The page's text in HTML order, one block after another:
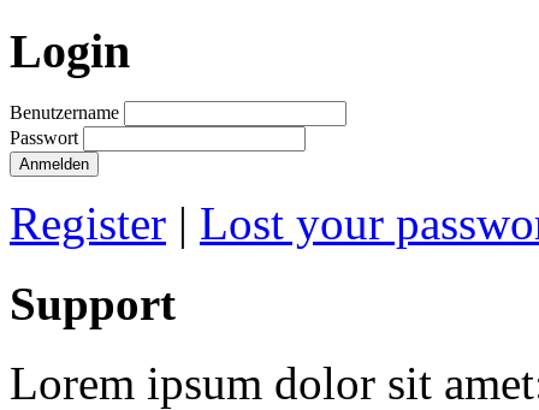
Login
Benutzername
Passwort
Anmelden
Register | Lost your
Support
Lorem ipsum dolor sit